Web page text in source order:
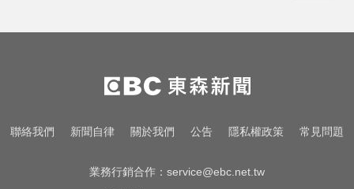
能力勝過特斯拉
出國回台發燒狂拉！男竟罹傷寒 醫
示警：恐爆敗血症
川普嗆伊朗若不開放荷莫茲海峽 將
聯絡我們 新聞自律 關於我們 公告 隱私權政策 常見問題
業務行銷合作： service@ebc.net.tw